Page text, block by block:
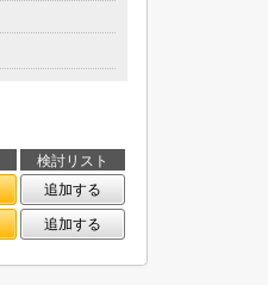
検討リスト
追加する
追加する